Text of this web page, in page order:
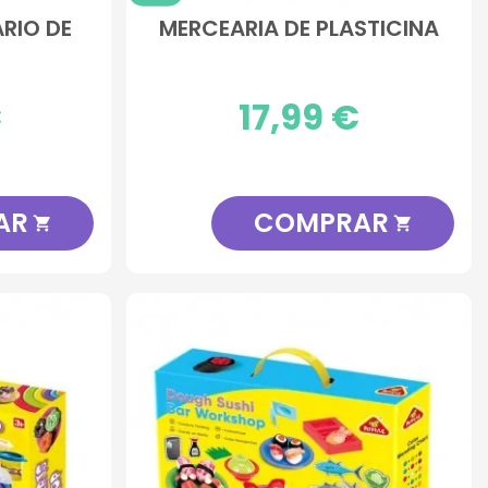
DE

MERCEARIA DE PLASTICINA
Preço
17,99 €
COMPRAR 